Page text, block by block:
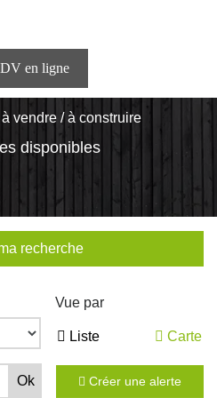
vendre / à construire
disponibles
recherche
Vue par
Liste Carte
Créer une alerte